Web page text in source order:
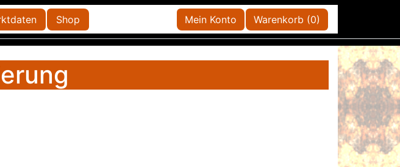
Shop Mein Konto Warenkorb (0)